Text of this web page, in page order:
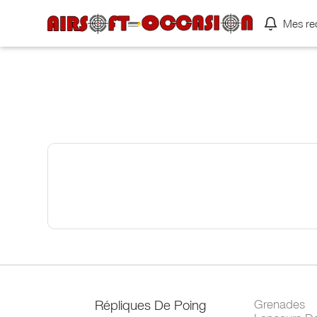
Mes
Répliques De Poing
Grenades